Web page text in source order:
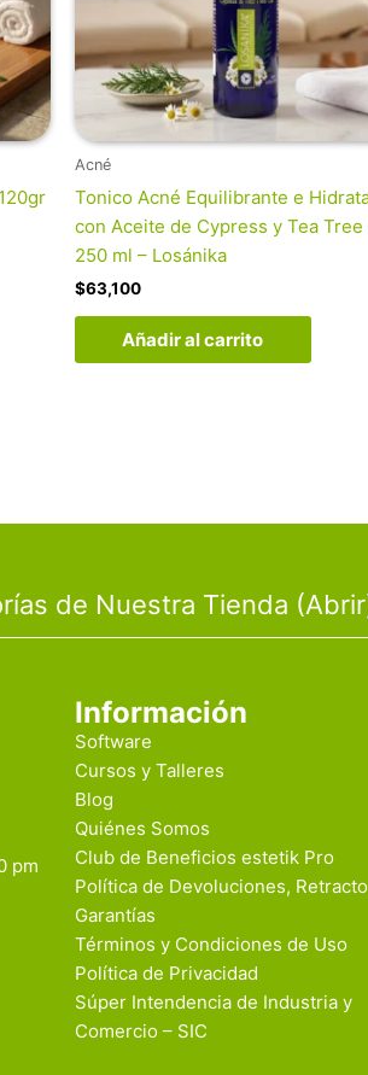
Acné
Tonico Acné Equilibrante e
con Aceite de Cypress y Tea Tree
250 ml – Losánika
$63,100
Añadir al carrito
de Nuestra Tienda
pm
Información
Software
Cursos y Talleres
Blog
Quiénes Somos
Club de Beneficios estetik Pro
Política de Devoluciones,
Garantías
Términos y Condiciones de Uso
Política de Privacidad
Súper Intendencia de Industria y
Comercio – SIC